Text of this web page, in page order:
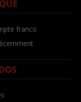
franco